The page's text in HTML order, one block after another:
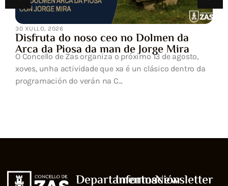
30 XULLO, 2026
Disfruta do noso ceo no Dolmen da
Arca da Piosa da man de Jorge Mira
O Concello de Zas organiza o próximo 13 de agosto,
xoves, unha actividade que xa é un clásico dentro da
programación do verán na C...
Departamentos
InformaciónNewsletter